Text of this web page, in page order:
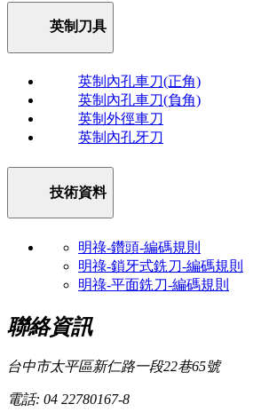
英制刀具
英制內孔車刀(正角)
英制內孔車刀(負角)
英制外徑車刀
英制內孔牙刀
技術資料
明祿-鑽頭-編碼規則
明祿-鎖牙式銑刀-編碼規則
明祿-平面銑刀-編碼規則
聯絡資訊
台中市太平區新仁路一段22巷65號
電話: 04 22780167-8